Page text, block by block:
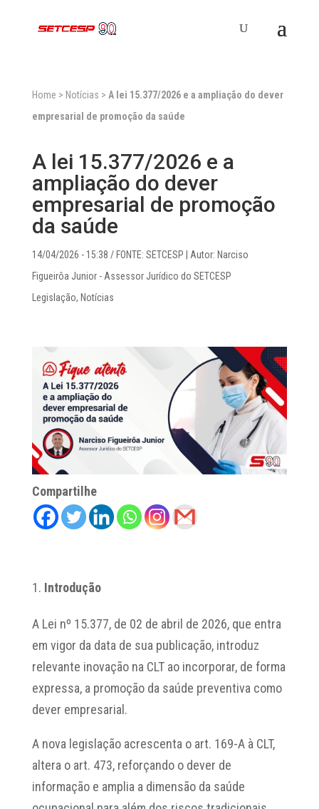
Home > Notícias > A lei 15.377/2026 e a ampliação do dever
empresarial de promoção da saúde
A lei 15.377/2026 e a
ampliação do dever
empresarial de promoção
da saúde
14/04/2026 - 15:38 / FONTE: SETCESP | Autor: Narciso
Figueirôa Junior - Assessor Jurídico do SETCESP
Legislação, Notícias
Compartilhe
Introdução
A Lei nº 15.377, de 02 de abril de 2026, que entra
em vigor da data de sua publicação, introduz
relevante inovação na CLT ao incorporar, de forma
expressa, a promoção da saúde preventiva como
dever empresarial.
A nova legislação acrescenta o art. 169-A à CLT,
altera o art. 473, reforçando o dever de
informação e amplia a dimensão da saúde